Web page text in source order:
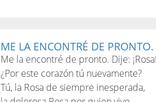
ME LA ENCONTRÉ DE PRONTO.
Me la encontré de pronto. Dije: ¡Rosa!
¿Por este corazón tú nuevamente?
Tú, la Rosa de siempre inesperada,